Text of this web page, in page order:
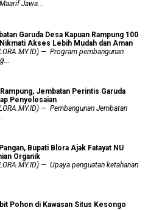
Jawa...
Garuda Desa Kapuan Rampung 100
Akses Lebih Mudah dan Aman
— Program pembangunan
Jembatan Perintis Garuda
Penyelesaian
— Pembangunan Jembatan
Bupati Blora Ajak Fatayat NU
Organik
— Upaya penguatan ketahanan
Pohon di Kawasan Situs Kesongo